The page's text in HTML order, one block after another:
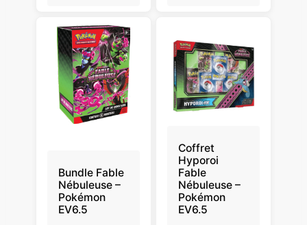
Bundle Fable
Nébuleuse –
Pokémon
EV6.5
Coffret
Hyporoi
Fable
Nébuleuse –
Pokémon
EV6.5